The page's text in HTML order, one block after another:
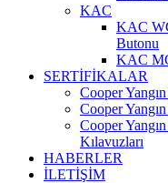
KAC
KAC
Butonu
KAC
SERTİFİKALAR
Cooper
Cooper
Cooper
Kılavuzları
HABERLER
İLETİŞİM